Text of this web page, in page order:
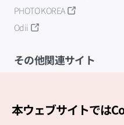
PHOTO KOREA
Odii
その他関連サイト
本ウェブサイトでは